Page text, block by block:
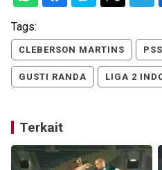
Tags:
CLEBERSON MARTINS
GUSTI RANDA LIGA 2
Terkait